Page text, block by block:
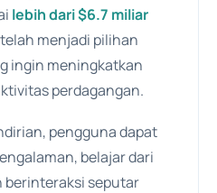
lebih dari $6.7 miliar
menjadi pilihan
ingin meningkatkan
perdagangan.
pengguna dapat
belajar dari
berinteraksi seputar